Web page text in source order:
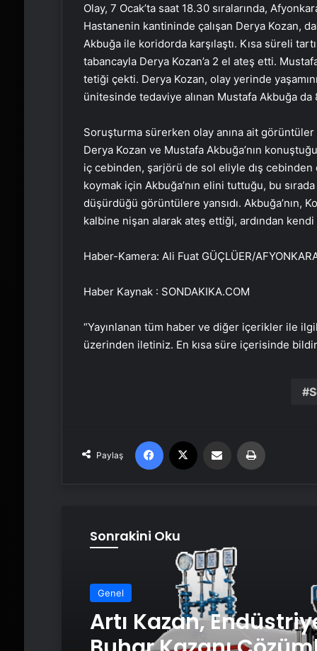
Olay, 7 Ocak’ta saat 18.30 sıralarında,
Hastanenin kantininde çalışan Derya Kozan,
Akbuğa ile koridorda karşılaştı. Kısa süreli
tabancayla Derya Kozan’a 2 el ateş etti.
tetiği çekti. Derya Kozan, olay yerinde
ünitesinde tedaviye alınan Mustafa Akbuğa da
Soruşturma sürerken olay anına ait görüntüler
Derya Kozan ve Mustafa Akbuğa’nın
iç cebinden, şarjörü de sol eliyle dış cebinden
koymak için Akbuğa’nın elini tuttuğu, bu
düşürdüğü görüntülere yansıdı. Akbuğa’nın,
kalbine nişan alarak ateş ettiği, ardından
Haber-Kamera: Ali Fuat GÜÇLÜER/
Haber Kaynak : SONDAKIKA.COM
“Yayınlanan tüm haber ve diğer içerikler ile
üzerinden iletiniz. En kısa süre içerisinde
Paylaş
Facebook Email'den paylaş
Sonrakini Oku
Genel
Artı Kazan,